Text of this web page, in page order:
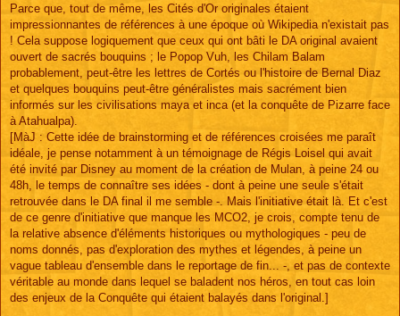
Parce que, tout de même, les Cités d'Or originales étaient
impressionnantes de références à une époque où Wikipedia n'existait pas
! Cela suppose logiquement que ceux qui ont bâti le DA original avaient
ouvert de sacrés bouquins ; le Popop Vuh, les Chilam Balam
probablement, peut-être les lettres de Cortés ou l'histoire de Bernal Diaz
et quelques bouquins peut-être généralistes mais sacrément bien
informés sur les civilisations maya et inca (et la conquête de Pizarre face
à Atahualpa).
[MàJ : Cette idée de brainstorming et de références croisées me paraît
idéale, je pense notamment à un témoignage de Régis Loisel qui avait
été invité par Disney au moment de la création de Mulan, à peine 24 ou
48h, le temps de connaître ses idées - dont à peine une seule s'était
retrouvée dans le DA final il me semble -. Mais l'initiative était là. Et c'est
de ce genre d'initiative que manque les MCO2, je crois, compte tenu de
la relative absence d'éléments historiques ou mythologiques - peu de
noms donnés, pas d'exploration des mythes et légendes, à peine un
vague tableau d'ensemble dans le reportage de fin... -, et pas de contexte
véritable au monde dans lequel se baladent nos héros, en tout cas loin
des enjeux de la Conquête qui étaient balayés dans l'original.]